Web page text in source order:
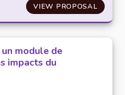
VIEW PROPOSAL
module de
impacts du